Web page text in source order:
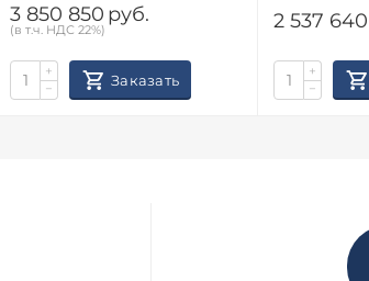
3 850 850 руб.
(в т.ч. НДС 22%)
+
−
Заказать
2 537 640
+
−